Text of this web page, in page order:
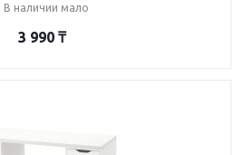
В наличии мало
3 990 ₸